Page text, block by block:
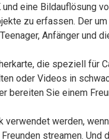
eine Bildauflösung
zu erfassen. Der
Anfänger und
die speziell für
oder Videos in
bereiten Sie einem
verwendet werden,
streamen.